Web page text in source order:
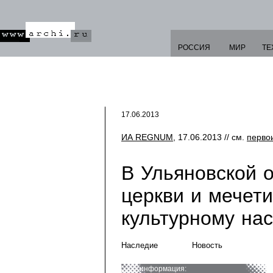
РОССИЯ МИР
17.06.2013
ИА REGNUM , 17.06.2013 // см.
В Ульяновской
церкви и
культурному
Наследие Новость
информация: